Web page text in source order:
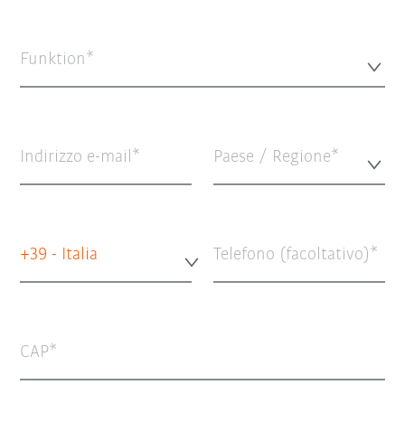
Funktion*
Indirizzo e-mail Paese / Regione*
+39 - Italia Telefono (facoltativo)
CAP